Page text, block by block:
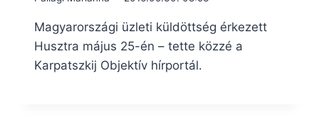
Magyarországi üzleti küldöttség érkezett
Husztra május 25-én – tette közzé a
Karpatszkij Objektív hírportál.